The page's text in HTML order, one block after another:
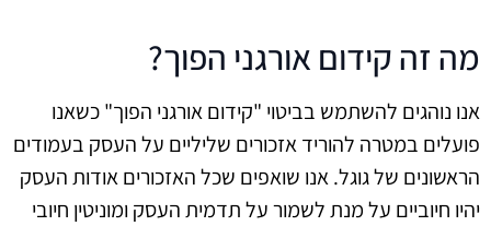
מה זה קידום אורגני הפוך?
אנו נוהגים להשתמש בביטוי "קידום אורגני הפוך" כשאנו
פועלים במטרה להוריד אזכורים שליליים על העסק בעמודים
הראשונים של גוגל. אנו שואפים שכל האזכורים אודות העסק
יהיו חיוביים על מנת לשמור על תדמית העסק ומוניטין חיובי